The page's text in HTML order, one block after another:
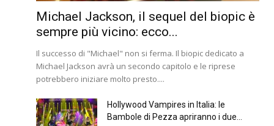
Michael Jackson, il sequel del biopic è
sempre più vicino: ecco...
Il successo di "Michael" non si ferma. Il biopic dedicato a
Michael Jackson avrà un secondo capitolo e le riprese
potrebbero iniziare molto presto....
Hollywood Vampires in Italia: le
Bambole di Pezza apriranno i due...